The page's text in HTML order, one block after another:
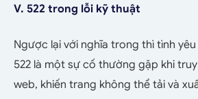
V. 522 trong lỗi kỹ thuật
Ngược lại với nghĩa trong thì tình
522 là một sự cố thường gặp khi
web, khiến trang không thể tải và